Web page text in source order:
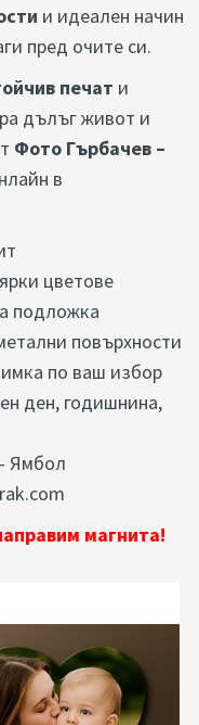
и идеален начин
пред очите си.
печат и
дълъг живот и
Фото Гърбачев –
в
цветове
подложка
повърхности
по ваш избор
ден, годишнина,
Ямбол
магнитa!